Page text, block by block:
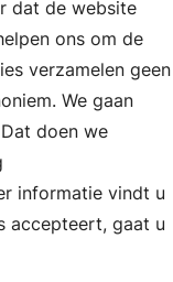
dat de website
ons om de
verzamelen geen
We gaan
doen we
informatie vindt u
accepteert, gaat u